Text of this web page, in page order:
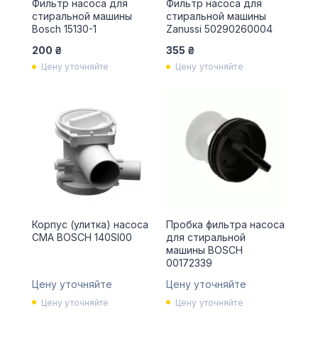
Фильтр насоса для
стиральной машины
Bosch 15130-1
200 ₴
Цену уточняйте
Фильтр насоса для
стиральной машины
Zanussi 50290260004
355 ₴
Цену уточняйте
Корпус (улитка) насоса
СМА BOSCH 140SI00
Цену уточняйте
Цену уточняйте
Пробка фильтра насоса
для стиральной
машины BOSCH
00172339
Цену уточняйте
Цену уточняйте